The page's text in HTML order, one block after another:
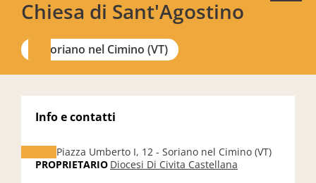
Chiesa di Sant'Agostino
Soriano nel Cimino (VT)
Info e contatti
Piazza Umberto I, 12 - Soriano nel Cimino (VT)
PROPRIETARIO Diocesi Di Civita Castellana